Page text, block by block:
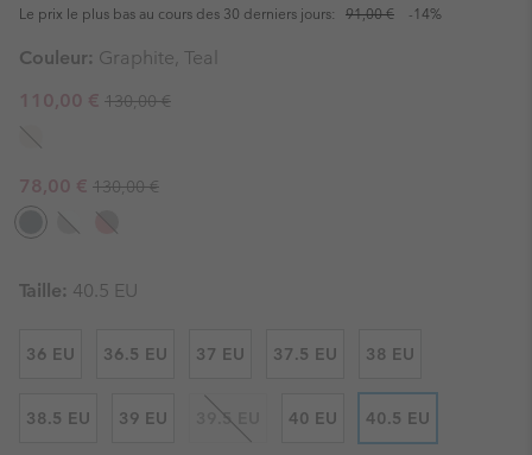
Le prix le plus bas au cours des 30 derniers jours: 91,00 € -14%
Couleur: Graphite, Teal
Sale price:
110,00 € Regular price:
130,00 €
Sale price:
78,00 € Regular price:
130,00 €
Taille: 40.5 EU
36 EU 36.5 EU 37 EU 37.5 EU 38 EU
38.5 EU 39 EU 39.5 EU 40 EU 40.5 EU